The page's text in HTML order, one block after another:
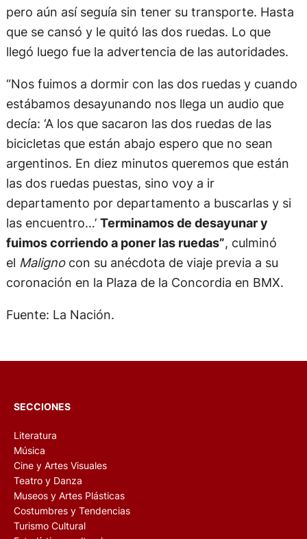
pero aún así seguía sin tener su transporte. Hasta
que se cansó y le quitó las dos ruedas. Lo que
llegó luego fue la advertencia de las autoridades.
“Nos fuimos a dormir con las dos ruedas y cuando
estábamos desayunando nos llega un audio que
decía: ‘A los que sacaron las dos ruedas de las
bicicletas que están abajo espero que no sean
argentinos. En diez minutos queremos que están
las dos ruedas puestas, sino voy a ir
departamento por departamento a buscarlas y si
las encuentro…’ Terminamos de desayunar y
fuimos corriendo a poner las ruedas”, culminó
el Maligno con su anécdota de viaje previa a su
coronación en la Plaza de la Concordia en BMX.
Fuente: La Nación.
SECCIONES
Literatura
Música
Cine y Artes Visuales
Teatro y Danza
Museos y Artes Plásticas
Costumbres y Tendencias
Turismo Cultural